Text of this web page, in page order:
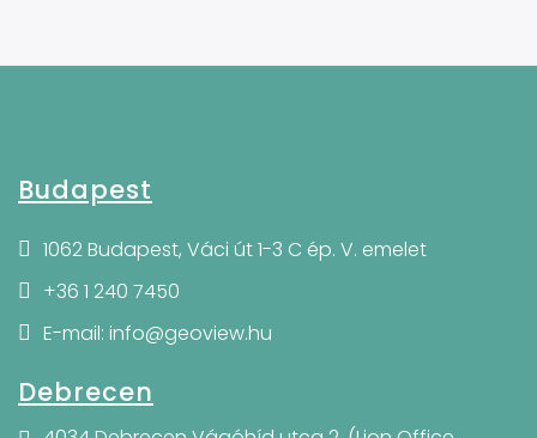
Budapest
1062 Budapest, Váci út 1-3 C ép. V. emelet
+36 1 240 7450
E-mail: info@geoview.hu
Debrecen